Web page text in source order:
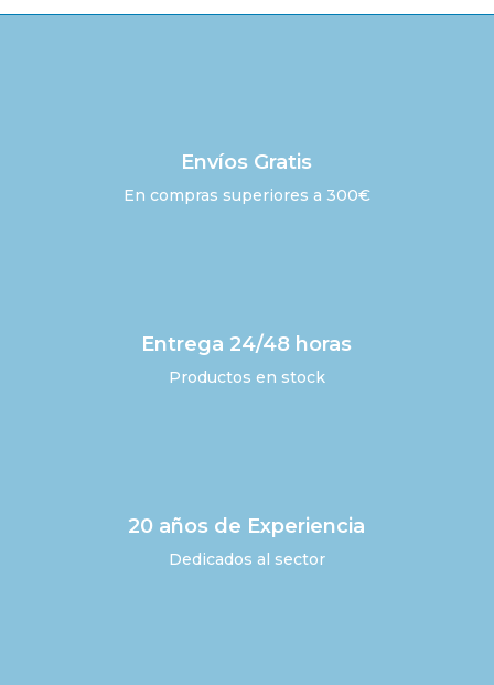
160,00 €.125,00 €.
Envíos Gratis
En compras superiores a 300€
Entrega 24/48 horas
Productos en stock
20 años de Experiencia
Dedicados al sector